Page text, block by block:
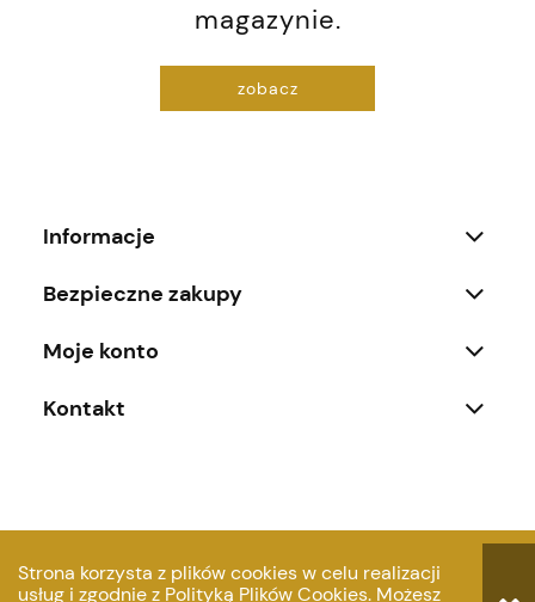
Strona korzysta z plików cookies w celu realizacji
usług i zgodnie z Polityką Plików Cookies. Możesz
magazynie.
zobacz
Informacje
Bezpieczne zakupy
Moje konto
Kontakt
© Copyright NordDesign